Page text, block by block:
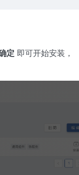
定 即可开始安装，